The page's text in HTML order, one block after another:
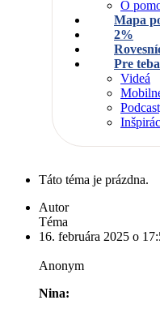
O
Mapa
2%
Pre teba
Videá
Táto téma je prázdna.
Autor
Téma
16. februára 2025 o
Anonym
Nina: